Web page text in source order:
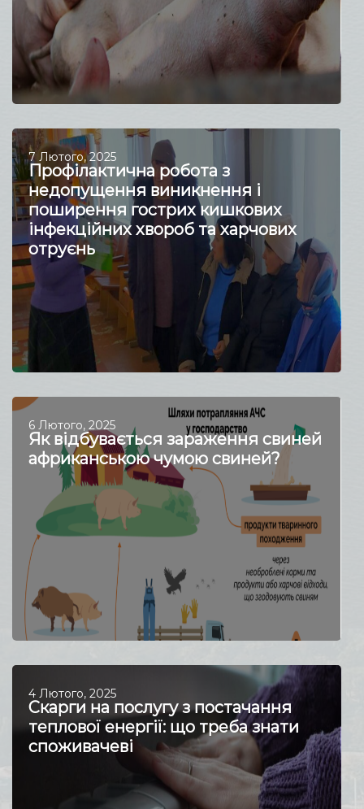
Профілактична робота з
недопущення виникнення і
поширення гострих кишкових
інфекційних хвороб та харчових
отруєнь
7 Лютого, 2025
Як відбувається зараження свиней
африканською чумою свиней?
6 Лютого, 2025
Скарги на послугу з постачання
теплової енергії: що треба знати
споживачеві
4 Лютого, 2025